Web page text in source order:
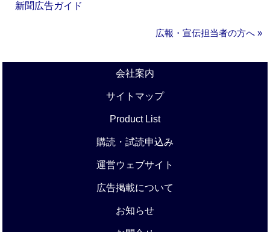
新聞広告ガイド
広報・宣伝担当者の方へ »
会社案内
サイトマップ
Product List
購読・試読申込み
運営ウェブサイト
広告掲載について
お知らせ